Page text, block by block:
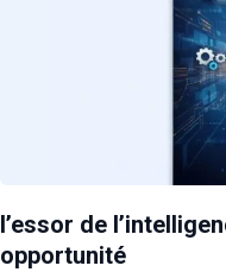
l’essor de
opportunité